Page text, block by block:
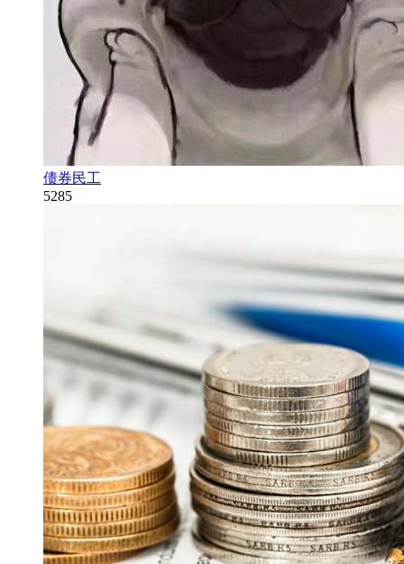
债券民工
5285